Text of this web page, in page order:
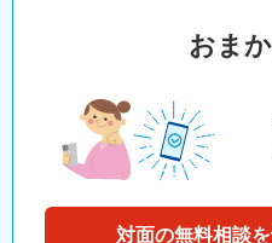
おま
対面の無料相談